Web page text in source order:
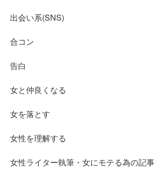
出会い系(SNS)
合コン
告白
女と仲良くなる
女を落とす
女性を理解する
女性ライター執筆・女にモテる為の記事